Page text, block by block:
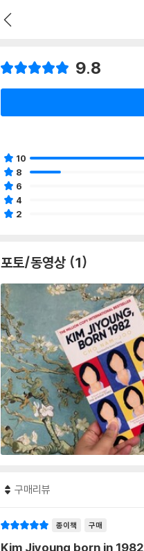
9.8
10
8
6
4
2
포토/동영상 (1)
구매리뷰
종이책 구매
Kim Jiyoung born in 1982